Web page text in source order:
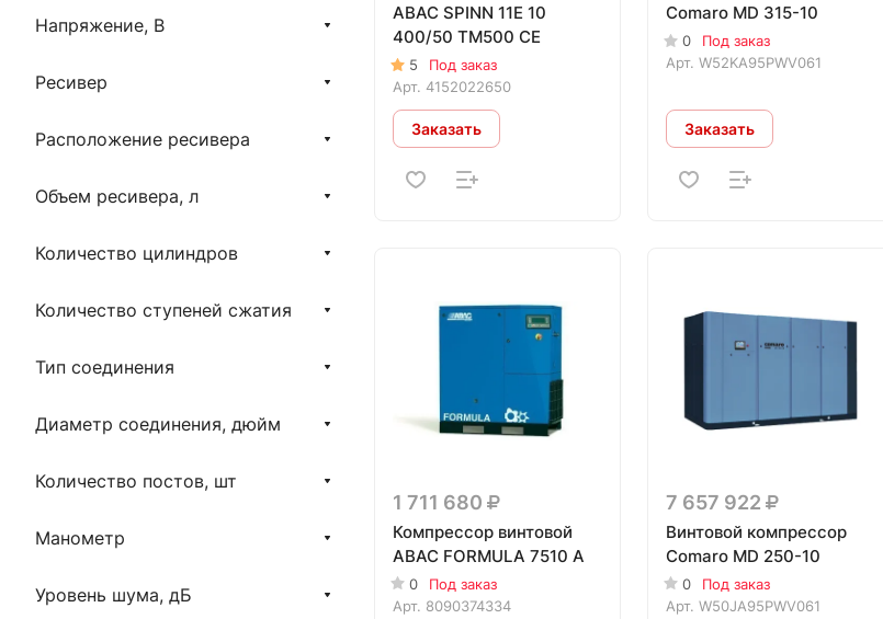
ABAC SPINN 11E 10
400/50 TM500 CE
5
Под заказ
Арт. 4152022650
Заказать
Comaro MD 315-10
0
Под заказ
Арт. W52KA95PWV061
Заказать
1 711 680
Компрессор винтовой
ABAC FORMULA 7510 A
0
Под заказ
Арт. 8090374334
7 657 922
Винтовой компрессор
Comaro MD 250-10
0
Под заказ
Арт. W50JA95PWV061
Напряжение, В
Ресивер
Расположение ресивера
Объем ресивера, л
Количество цилиндров
Количество ступеней сжатия
Тип соединения
Диаметр соединения, дюйм
Количество постов, шт
Манометр
Уровень шума, дБ